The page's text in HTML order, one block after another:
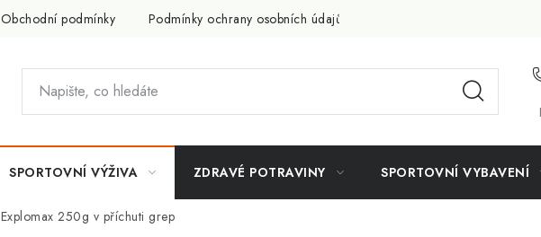
Obchodní podmínky Podmínky ochrany osobních údajů
SPORTOVNÍ VÝŽIVA ZDRAVÉ POTRAVINY SPORTOVNÍ VYBAVENÍ
Explomax 250g v příchuti grep